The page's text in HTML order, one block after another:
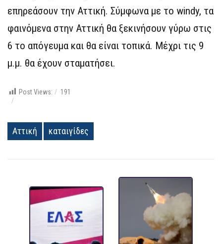
επηρεάσουν την Αττική. Σύμφωνα με το windy, τα
φαινόμενα στην Αττική θα ξεκινήσουν γύρω στις
6 το απόγευμα και θα είναι τοπικά. Μέχρι τις 9
μ.μ. θα έχουν σταματήσει.
Post Views: 191
Αττική καταιγίδες